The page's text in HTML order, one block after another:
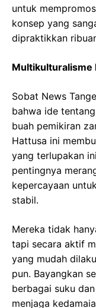
untuk
konsep yang
dipraktikkan
Multikulturalisme
Sobat News
bahwa ide
buah pemikiran
Hattusa ini
yang terlupakan
pentingnya
kepercayaan
stabil.
Mereka tidak
tapi secara aktif
yang mudah
pun. Bayangkan
berbagai suku
menjaga